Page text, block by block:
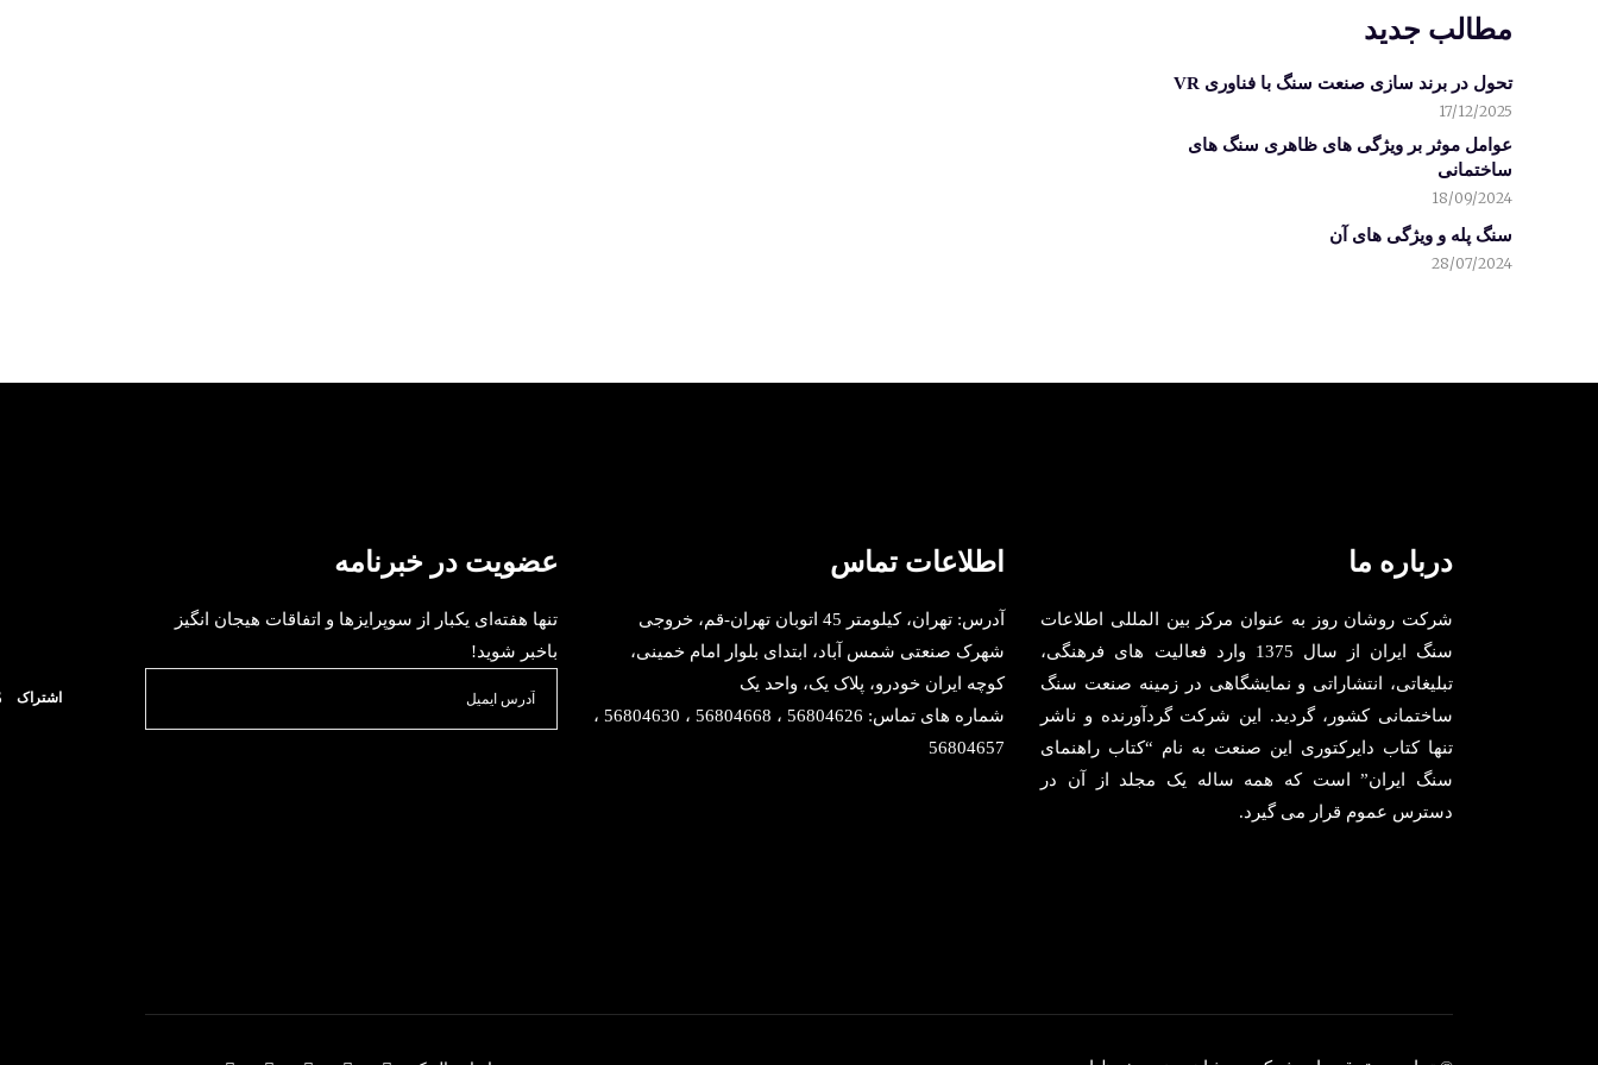
مطالب جدید
تحول در برند سازی صنعت سنگ با فناوری VR
17/12/2025
عوامل موثر بر ویژگی های ظاهری سنگ های
ساختمانی
18/09/2024
سنگ پله و ویژگی های آن
28/07/2024
درباره ما
شرکت روشان روز به عنوان مرکز بین المللی اطلاعات
سنگ ایران از سال 1375 وارد فعالیت های فرهنگی،
تبلیغاتی، انتشاراتی و نمایشگاهی در زمینه صنعت سنگ
ساختمانی کشور، گردید. این شرکت گردآورنده و ناشر
تنها کتاب دایرکتوری این صنعت به نام “کتاب راهنمای
سنگ ایران” است که همه ساله یک مجلد از آن در
دسترس عموم قرار می گیرد.
اطلاعات تماس
آدرس: تهران، کیلومتر 45 اتوبان تهران-قم، خروجی
شهرک صنعتی شمس آباد، ابتدای بلوار امام خمینی،
کوچه ایران خودرو، پلاک یک، واحد یک
شماره های تماس: 56804626 ، 56804668 ، 56804630 ،
56804657
عضویت در خبرنامه
تنها هفته‌ای یکبار از سوپرایزها و اتفاقات هیجان انگیز
باخبر شوید!
اشتراک